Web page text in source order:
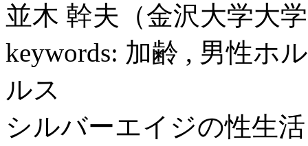
並木 幹夫（金沢大学大
keywords: 加齢 , 男性ホ
ルス
シルバーエイジの性生活